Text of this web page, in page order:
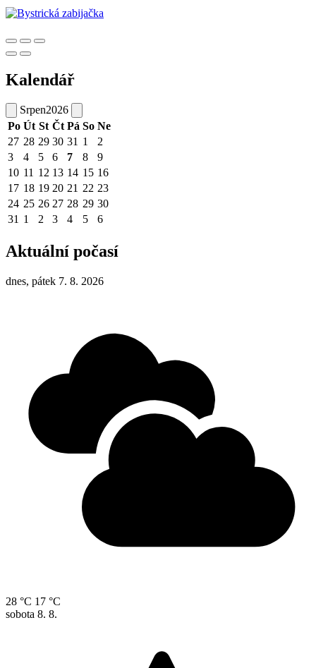
Kalendář
Srpen2026
Po Út St Čt Pá So Ne
27 28 29 30 31 1
2
3
4 5 6 7 8
9
10 11 12 13 14 15 16
17 18 19 20 21 22 23
24 25 26 27 28 29 30
31 1 2 3 4 5 6
Aktuální počasí
dnes, pátek 7. 8. 2026
28 °C 17 °C
sobota 8. 8.